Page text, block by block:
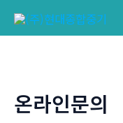
온라인문의